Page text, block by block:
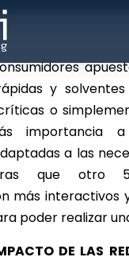
y
o
importancia
a las
que otro
más interactivos
poder realizar
DE LAS